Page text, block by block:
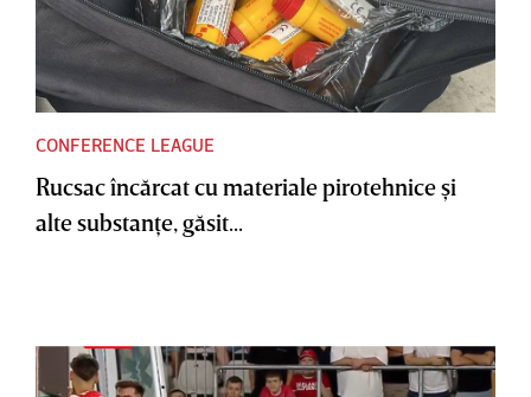
CONFERENCE LEAGUE
Rucsac încărcat cu materiale pirotehnice şi
alte substanţe, găsit...